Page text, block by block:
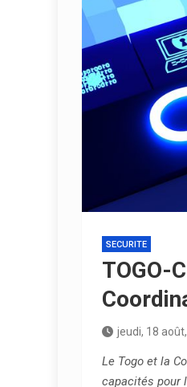
SECURITE
TOGO-
jeudi, 18
Le Togo et la
capacités pour